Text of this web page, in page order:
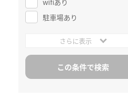
駐車場あり
さらに表示